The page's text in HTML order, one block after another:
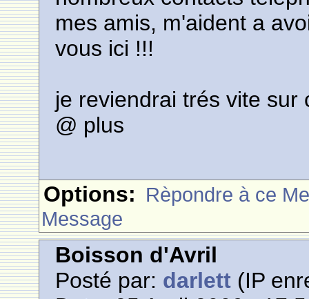
mes amis, m'aident a
vous ici !!!
je reviendrai trés vite sur
@ plus
Options: Rèpondre à ce
Message
Boisson d'Avril
Posté par: darlett (IP